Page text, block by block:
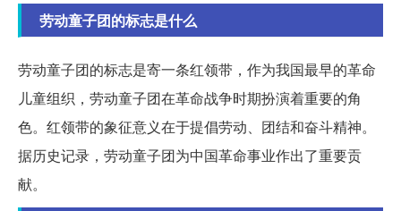
劳动童子团的标志是什么
劳动童子团的标志是寄一条红领带，作为我国最早的革命
儿童组织，劳动童子团在革命战争时期扮演着重要的角
色。红领带的象征意义在于提倡劳动、团结和奋斗精神。
据历史记录，劳动童子团为中国革命事业作出了重要贡
献。